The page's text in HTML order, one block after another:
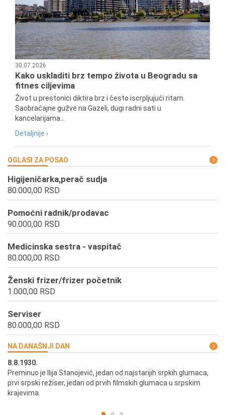
30.07.2026
Kako uskladiti brz tempo života u Beogradu sa
fitnes ciljevima
Život u prestonici diktira brz i često iscrpljujući ritam.
Saobraćajne gužve na Gazeli, dugi radni sati u
kancelarijama...
Detaljnije ›
OGLASI ZA POSAO
Higijeničarka,perač sudja
80.000,00 RSD
Pomoćni radnik/prodavac
90.000,00 RSD
Medicinska sestra - vaspitač
80.000,00 RSD
Ženski frizer/frizer početnik
1.000,00 RSD
Serviser
80.000,00 RSD
NA DANAŠNJI DAN
8.8.1930.
Preminuo je Ilija Stanojević, jedan od najstarijih srpkih glumaca,
prvi srpski režiser, jedan od prvih filmskih glumaca u srpskim
krajevima.